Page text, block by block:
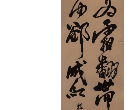
ルギーと唯一無二の表現は、贈呈作
美術館 公募展に於いて書道近代詩作